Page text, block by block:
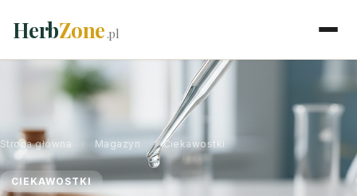
HerbZone.pl
Strona główna Magazyn › Ciekawostki
CIEKAWOSTKI